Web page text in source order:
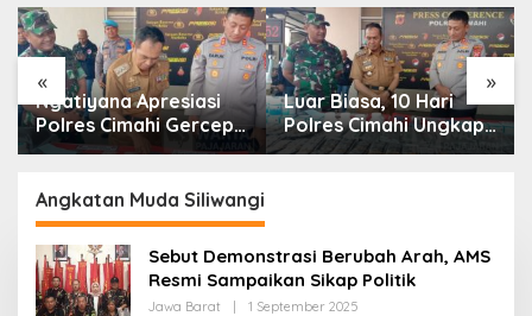
« »
Ngatiyana Apresiasi
Polres Cimahi Gercep
Sita Setengah Juta
Luar Biasa, 10 Hari
Polres Cimahi Ungkap
Puluhan Kasus dan Sita
Angkatan Muda Siliwangi
Sebut Demonstrasi Berubah Arah, AMS
Resmi Sampaikan Sikap Politik
Jawa Barat 1 September 2025